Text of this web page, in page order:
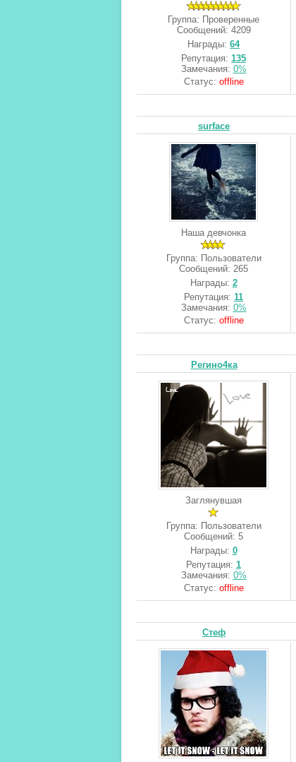
Группа: Проверенные
Сообщений: 4209
Награды: 64
Репутация: 135
Замечания: 0%
Статус: offline
surface
Наша девчонка
Группа: Пользователи
Сообщений: 265
Награды: 2
Репутация: 11
Замечания: 0%
Статус: offline
Регино4ка
Заглянувшая
Группа: Пользователи
Сообщений: 5
Награды: 0
Репутация: 1
Замечания: 0%
Статус: offline
Стеф